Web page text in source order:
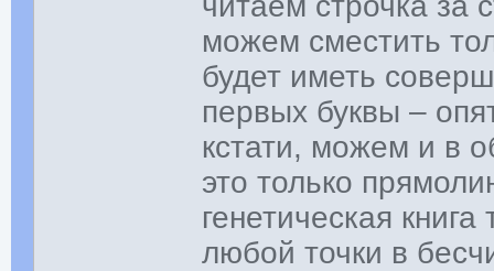
можем сместить
будет иметь
первых буквы –
кстати, можем и в
это только
генетическая
любой точки в